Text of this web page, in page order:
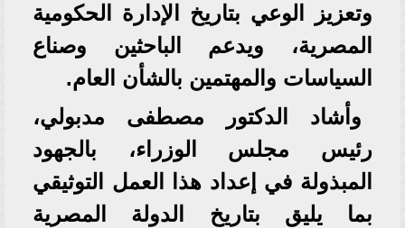
وتعزيز الوعي بتاريخ الإدارة الحكومية
المصرية، ويدعم الباحثين وصناع
السياسات والمهتمين بالشأن العام.
وأشاد الدكتور مصطفى مدبولي،
رئيس مجلس الوزراء، بالجهود
المبذولة في إعداد هذا العمل التوثيقي
بما يليق بتاريخ الدولة المصرية